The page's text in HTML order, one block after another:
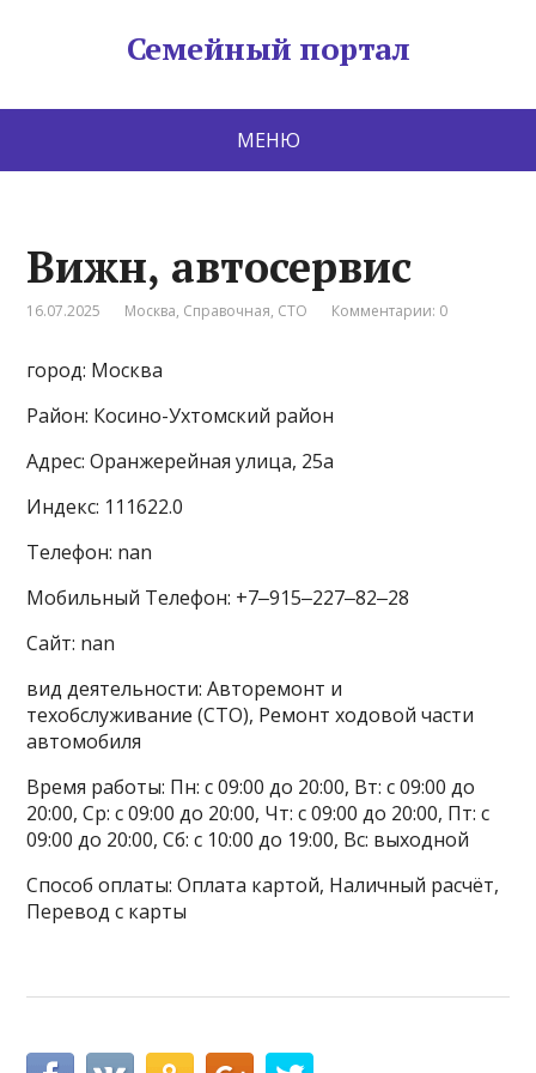
Семейный портал
МЕНЮ
Вижн, автосервис
16.07.2025 Москва, Справочная, СТО Комментарии: 0
город: Москва
Район: Косино-Ухтомский район
Адрес: Оранжерейная улица, 25а
Индекс: 111622.0
Телефон: nan
Мобильный Телефон: +7‒915‒227‒82‒28
Сайт: nan
вид деятельности: Авторемонт и
техобслуживание (СТО), Ремонт ходовой части
автомобиля
Время работы: Пн: с 09:00 до 20:00, Вт: с 09:00 до
20:00, Ср: с 09:00 до 20:00, Чт: с 09:00 до 20:00, Пт: с
09:00 до 20:00, Сб: с 10:00 до 19:00, Вс: выходной
Способ оплаты: Оплата картой, Наличный расчёт,
Перевод с карты